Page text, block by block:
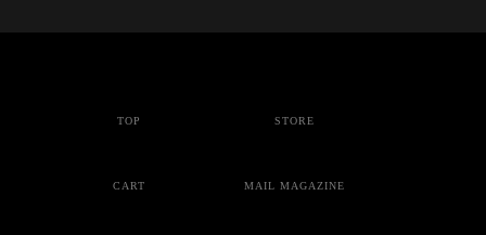
TOP STORE
CART MAIL MAGAZINE